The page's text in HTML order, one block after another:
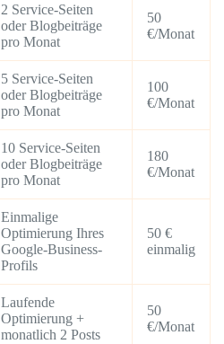
2 Service-Seiten
oder Blogbeiträge
pro Monat
50
€/Monat
5 Service-Seiten
oder Blogbeiträge
pro Monat
100
€/Monat
10 Service-Seiten
oder Blogbeiträge
pro Monat
180
€/Monat
Einmalige
Optimierung Ihres
Google-Business-
Profils
50 €
einmalig
Laufende
Optimierung +
monatlich 2 Posts
50
€/Monat